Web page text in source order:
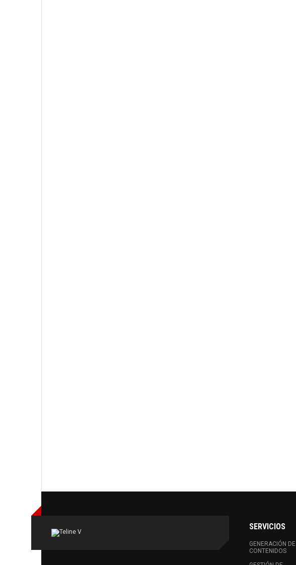
SERVICIOS
GENERACIÓN DE
CONTENIDOS